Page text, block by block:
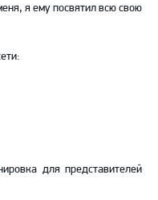
я ему посвятил всю свою
для представителей